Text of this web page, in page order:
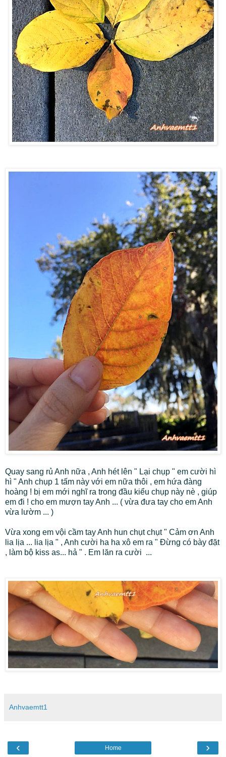
Quay sang rủ Anh nữa , Anh hét lên " Lại chụp " em cười hì
hì " Anh chụp 1 tấm này với em nữa thôi , em hứa đàng
hoàng ! bị em mới nghĩ ra trong đầu kiểu chụp này nè , giúp
em đi ! cho em mượn tay Anh ... ( vừa đưa tay cho em Anh
vừa lườm ... )
Vừa xong em vội cầm tay Anh hun chụt chụt " Cảm ơn Anh
lia lịa ... lia lịa " , Anh cười ha ha xô em ra " Đừng có bày đặt
, làm bộ kiss as... hả " . Em lăn ra cười ...
Anhvaemtt1
‹ ›
Home